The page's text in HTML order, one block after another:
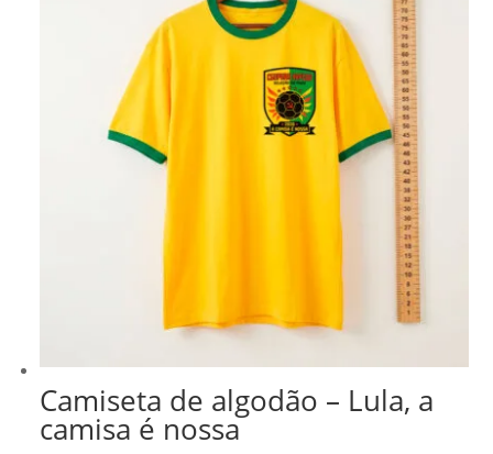
Camiseta de algodão – Lula, a
camisa é nossa